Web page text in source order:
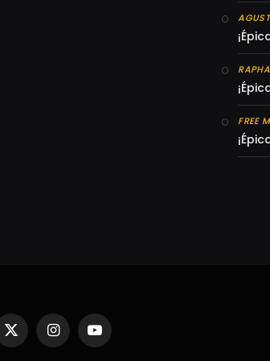
FREE
X
(Twitter)
InstagramYouTube